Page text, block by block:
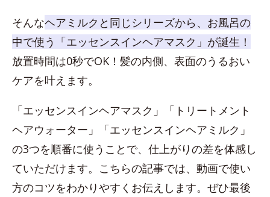
そんなヘアミルクと同じシリーズから、お風呂の
中で使う「エッセンスインヘアマスク」が誕生！
放置時間は0秒でOK！髪の内側、表面のうるおい
ケアを叶えます。
「エッセンスインヘアマスク」「トリートメント
ヘアウォーター」「エッセンスインヘアミルク」
の3つを順番に使うことで、仕上がりの差を体感し
ていただけます。こちらの記事では、動画で使い
方のコツをわかりやすくお伝えします。ぜひ最後